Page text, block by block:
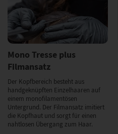
Mono Tresse plus
Filmansatz
Der Kopfbereich besteht aus
handgeknüpften Einzelhaaren auf
einem monofilamentösen
Untergrund. Der Filmansatz imitiert
die Kopfhaut und sorgt für einen
nahtlosen Übergang zum Haar.